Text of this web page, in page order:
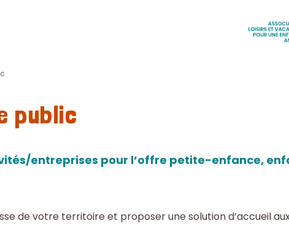
Aller
public
entreprises pour l’offre petite-enfance,
de votre territoire et proposer une solution d’accueil